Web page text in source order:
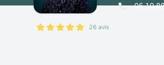
5
1
5
26 26 avis
06 10